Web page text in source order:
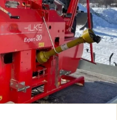
Maks. średnica
30 cm
219 000 CZKbez VAT